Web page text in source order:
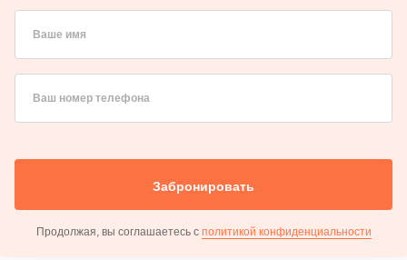
Ваше имя
Ваш номер телефона
Забронировать
Продолжая, вы соглашаетесь с политикой конфиденциальности